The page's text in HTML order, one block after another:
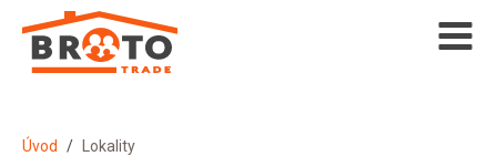
Úvod / Lokality